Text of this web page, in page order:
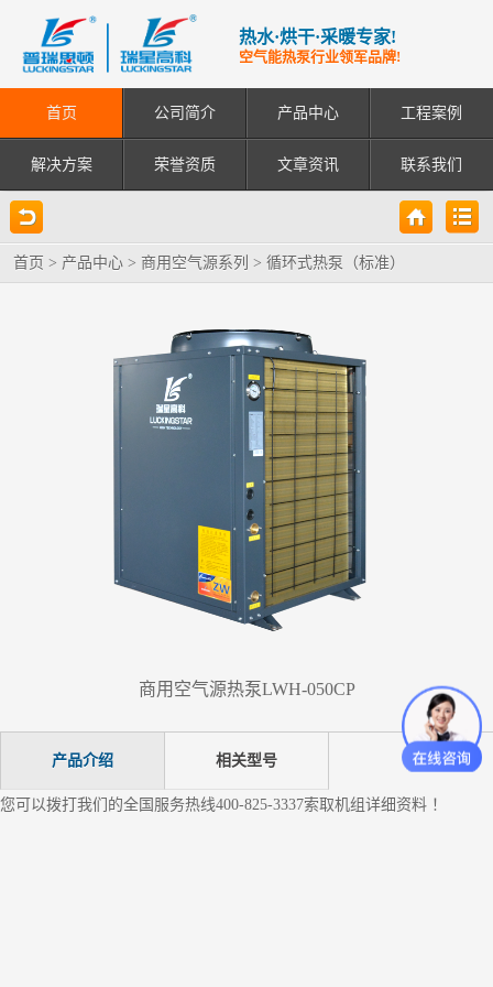
热水·烘干·采暖专家!
空气能热泵行业领军品牌!
首页 公司简介 产品中心 工程案例
解决方案 荣誉资质 文章资讯 联系我们
首页 > 产品中心 > 商用空气源系列 > 循环式热泵（标准）
商用空气源热泵LWH-050CP
产品介绍 相关型号
您可以拨打我们的全国服务热线400-825-3337索取机组详细资料 ！